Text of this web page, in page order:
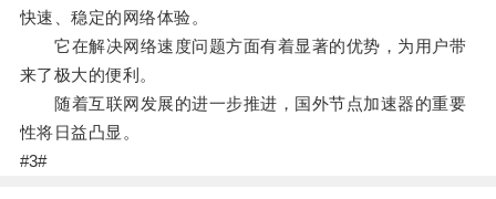
快速、稳定的网络体验。
它在解决网络速度问题方面有着显著的优势，为用户带
来了极大的便利。
随着互联网发展的进一步推进，国外节点加速器的重要
性将日益凸显。
#3#